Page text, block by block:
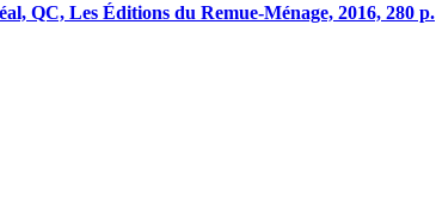
QC, Les Éditions du Remue-Ménage, 2016, 280 p.